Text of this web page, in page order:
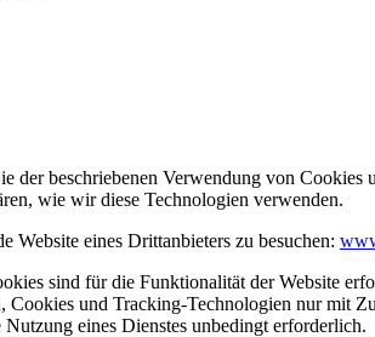
beschriebenen Verwendung von
wie wir diese Technologien verwenden.
eines Drittanbieters zu besuchen:
sind für die Funktionalität der Website
und Tracking-Technologien nur mit
eines Dienstes unbedingt erforderlich.